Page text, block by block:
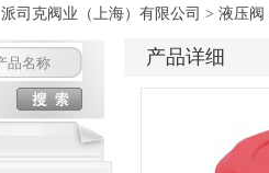
派司克阀业（上海）有限公司 > 液压阀
产品详细